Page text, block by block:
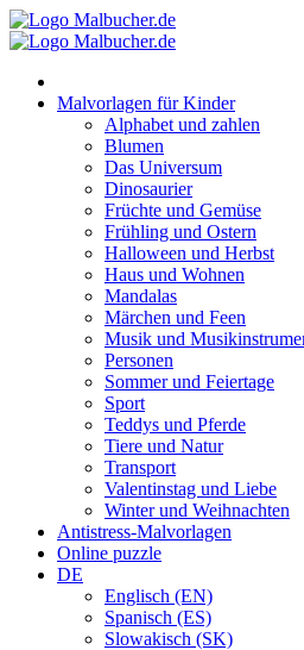
Zum
Inhalt
Malvorlagen für Kinder
Alphabet und zahlen
Blumen
Das Universum
Dinosaurier
Früchte und Gemüse
Frühling und Ostern
Halloween und Herbst
Haus und Wohnen
Mandalas
Märchen und Feen
Musik und
Personen
Sommer und Feiertage
Sport
Teddys und Pferde
Tiere und Natur
Transport
Valentinstag und Liebe
Winter und Weihnachten
Antistress-Malvorlagen
Online puzzle
DE
Englisch (EN)
Spanisch (ES)
Slowakisch (SK)